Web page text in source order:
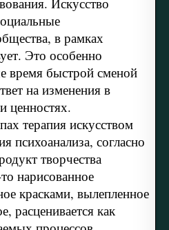
в рамках
Это особенно
время быстрой сменой
на изменения в
ценностях.
терапия искусством
психоанализа, согласно
творчества
нарисованное
красками, вылепленное
расценивается как